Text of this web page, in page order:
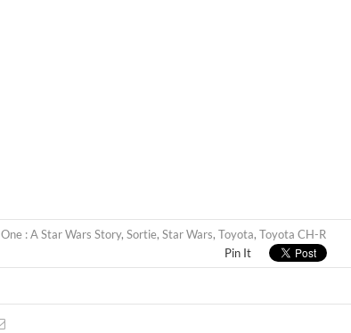
: A Star Wars Story, Sortie, Star Wars, Toyota, Toyota CH-R
Pin It